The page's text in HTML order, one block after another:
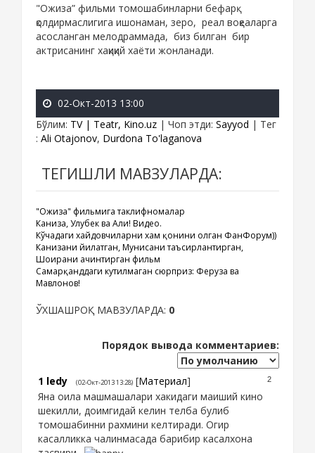
"Ожиза” фильми томошабинларни бефарқ
қолдирмаслигига ишонаман, зеро, реал воқеаларга
асосланган мелодраммада, биз билган бир
актрисанинг хақиқий хаёти жонланади.
02-Окт-2013 13:00
Бўлим: TV | Teatr, Kino.uz | Чоп этди: Sayyod | Тег
: Ali Otajonov, Durdona To'laganova
ТЕГИШЛИ МАВЗУЛАРДА:
"Ожиза" фильмига таклифномалар
Каниза, Улуғбек ва Али! Видео.
Кўчадаги хайдовчиларни хам қонини олган ФанФорум))
Канизани йиғлатган, Мунисани таъсирлантирган,
Шоирани ачинтирган фильм
Самарқанддаги кутилмаган сюрприз: Феруза ва
Мавлонов!
ЎХШАШРОҚ МАВЗУЛАРДА: 0
Порядок вывода комментариев:
2
1 ledy (02-Окт-2013 13:28) [Материал]
Яна оила машмашалари хакидаги маиший кино
шекилли, доимгидай келин телба булиб
томошабинни рахмини келтиради. Огир
касалликка чалинмасада барибир касалхона